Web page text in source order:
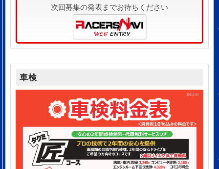
次回募集の発表までお待ちください
車検